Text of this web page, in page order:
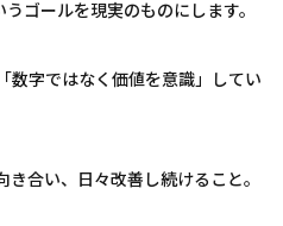
ゴールを現実のものにします。
数字ではなく価値を意識」してい
合い、日々改善し続けること。